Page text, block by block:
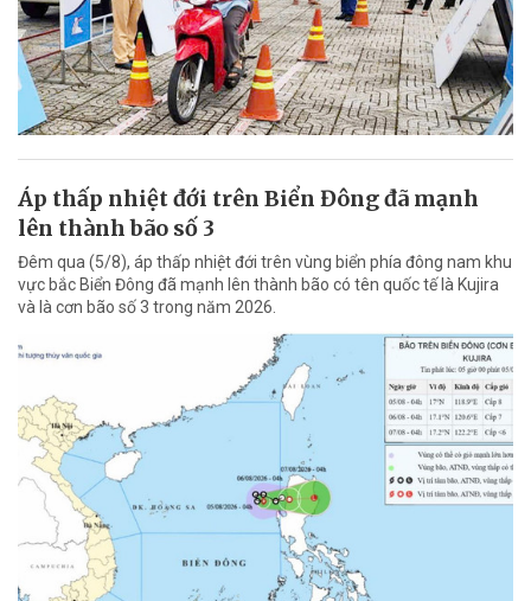
Áp thấp nhiệt đới trên Biển Đông đã mạnh
lên thành bão số 3
Đêm qua (5/8), áp thấp nhiệt đới trên vùng biển phía đông nam khu
vực bắc Biển Đông đã mạnh lên thành bão có tên quốc tế là Kujira
và là cơn bão số 3 trong năm 2026.